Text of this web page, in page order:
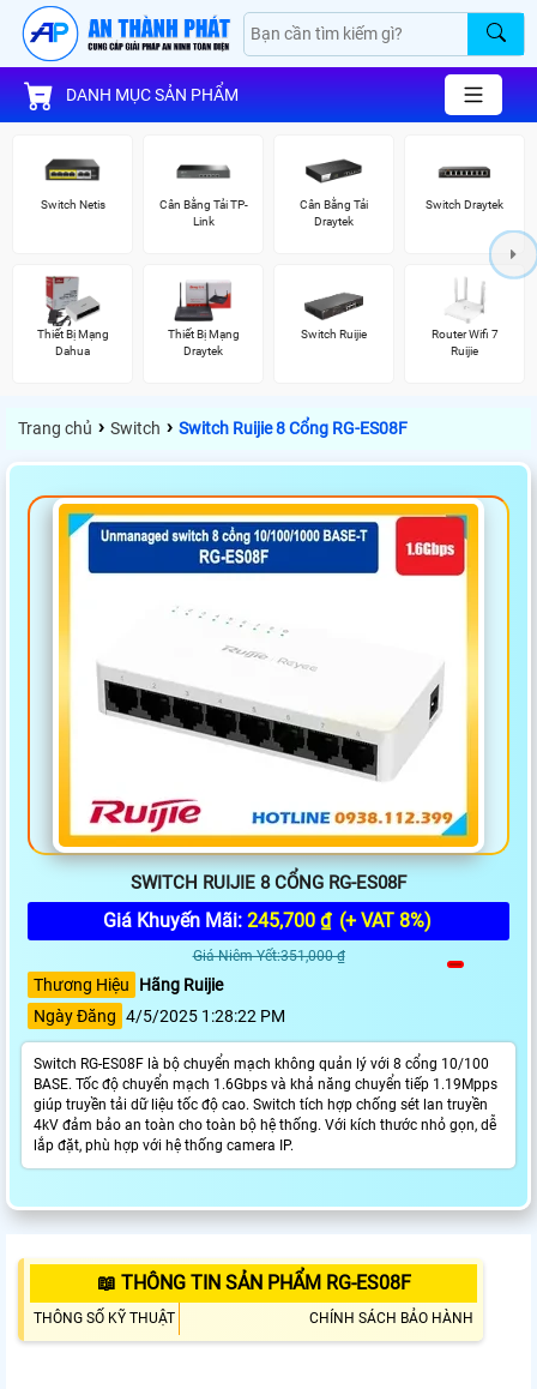
DANH MỤC SẢN PHẨM
Switch Netis
Cân Bằng Tải TP-
Link
Cân Bằng Tải
Draytek
Switch Draytek
Thiết Bị Mạng
Dahua
Thiết Bị Mạng
Draytek
Switch Ruijie
Router Wifi 7
Ruijie
Trang chủ › Switch › Switch Ruijie 8 Cổng RG-ES08F
SWITCH RUIJIE 8 CỔNG RG-ES08F
Giá Khuyến Mãi: 245,700 ₫ (+ VAT 8%)
Giá Niêm Yết:351,000 ₫
Thương Hiệu
Hãng Ruijie
Ngày Đăng 4/5/2025 1:28:22 PM
Switch RG-ES08F là bộ chuyển mạch không quản lý với 8 cổng 10/100
BASE. Tốc độ chuyển mạch 1.6Gbps và khả năng chuyển tiếp 1.19Mpps
giúp truyền tải dữ liệu tốc độ cao. Switch tích hợp chống sét lan truyền
4kV đảm bảo an toàn cho toàn bộ hệ thống. Với kích thước nhỏ gọn, dễ
lắp đặt, phù hợp với hệ thống camera IP.
📖 THÔNG TIN SẢN PHẨM RG-ES08F
THÔNG SỐ KỸ THUẬT CHÍNH SÁCH BẢO HÀNH